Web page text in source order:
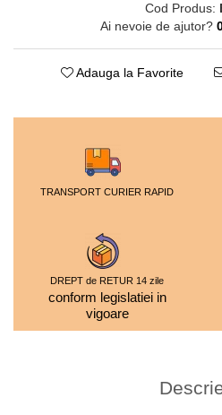
Cod Produs:
Ai nevoie de ajutor?
Adauga la Favorite
TRANSPORT CURIER RAPID
DREPT de RETUR 14 zile
conform legislatiei in
vigoare